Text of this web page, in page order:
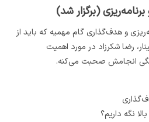
و هدف‌گذاری گام مهمیه که باید از
رضا شکرزاد در مورد اهمیت
انجامش صحبت می‌کنه.
نگه داریم؟